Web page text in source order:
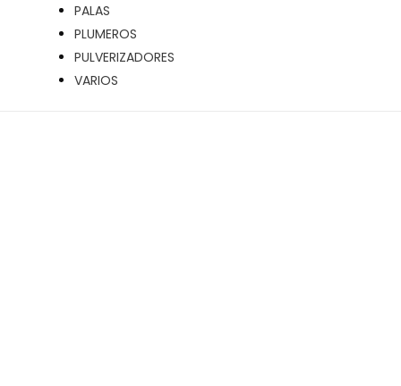
PALAS
PLUMEROS
PULVERIZADORES
VARIOS